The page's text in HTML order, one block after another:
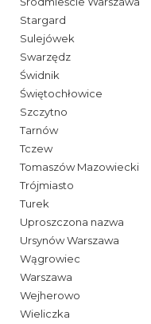
Stargard
Sulejówek
Swarzędz
Świdnik
Świętochłowice
Szczytno
Tarnów
Tczew
Tomaszów Mazowiecki
Trójmiasto
Turek
Uproszczona nazwa
Ursynów Warszawa
Wągrowiec
Warszawa
Wejherowo
Wieliczka